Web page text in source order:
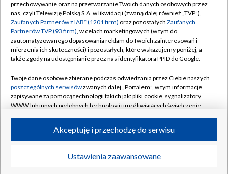
Abonament TVP
Emisja w TVP
Centrum informacji TVP
Naziemna Telewizja Cyfrowa
Rada Programowa
System NOS
Informacje o nadawcy
Program dla prasy
Ogłoszenie przetargowe
Regulamin TVP
Polityka prywatności
Moje zgody
Pomoc
Kontakt
Kanały
©2026 Telewizja Polska S.A. w likwidacji
przechowywanie oraz na przetwarzanie Twoich danych osobowych przez
nas, czyli Telewizję Polską S.A. w likwidacji (zwaną dalej również „TVP”),
Zaufanych Partnerów z IAB* (1201 firm) oraz pozostałych Zaufanych
Partnerów TVP (93 firm), w celach marketingowych (w tym do
zautomatyzowanego dopasowania reklam do Twoich zainteresowań i
mierzenia ich skuteczności) i pozostałych, które wskazujemy poniżej, a
także zgody na udostępnianie przez nas identyfikatora PPID do Google.
Twoje dane osobowe zbierane podczas odwiedzania przez Ciebie naszych
poszczególnych serwisówzwanych dalej „Portalem”, w tym informacje
zapisywane za pomocą technologii takich jak: pliki cookie, sygnalizatory
WWW lub innych podobnych technologii umożliwiających świadczenie
ruchu w Internecie.
Twoje dane osobowe zbierane podczas odwiedzania przez Ciebie
poszczególnych serwisówna Portalu, takie jak adresy IP, identyfikatory
Ustawienia zaawansowane
Akceptuję i przechodzę do serwisu